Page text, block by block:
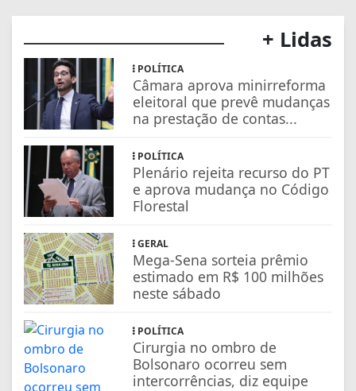
+ Lidas
POLÍTICA
Câmara aprova minirreforma
eleitoral que prevê mudanças
na prestação de contas...
POLÍTICA
Plenário rejeita recurso do PT
e aprova mudança no Código
Florestal
GERAL
Mega-Sena sorteia prêmio
estimado em R$ 100 milhões
neste sábado
POLÍTICA
Cirurgia no ombro de
Bolsonaro ocorreu sem
intercorrências, diz equipe